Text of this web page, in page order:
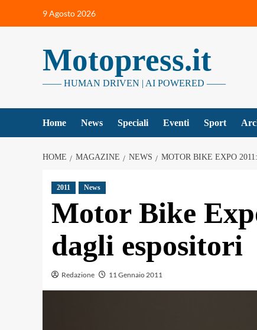
9 Agosto 2026
Motopress.it
—— HUMAN DRIVEN | AI POWERED ——
Home News Speciali Eventi Sport
HOME MAGAZINE NEWS MOTOR BIKE EXPO
2011 News
Motor Bike
dagli espositori
Redazione 11 Gennaio 2011